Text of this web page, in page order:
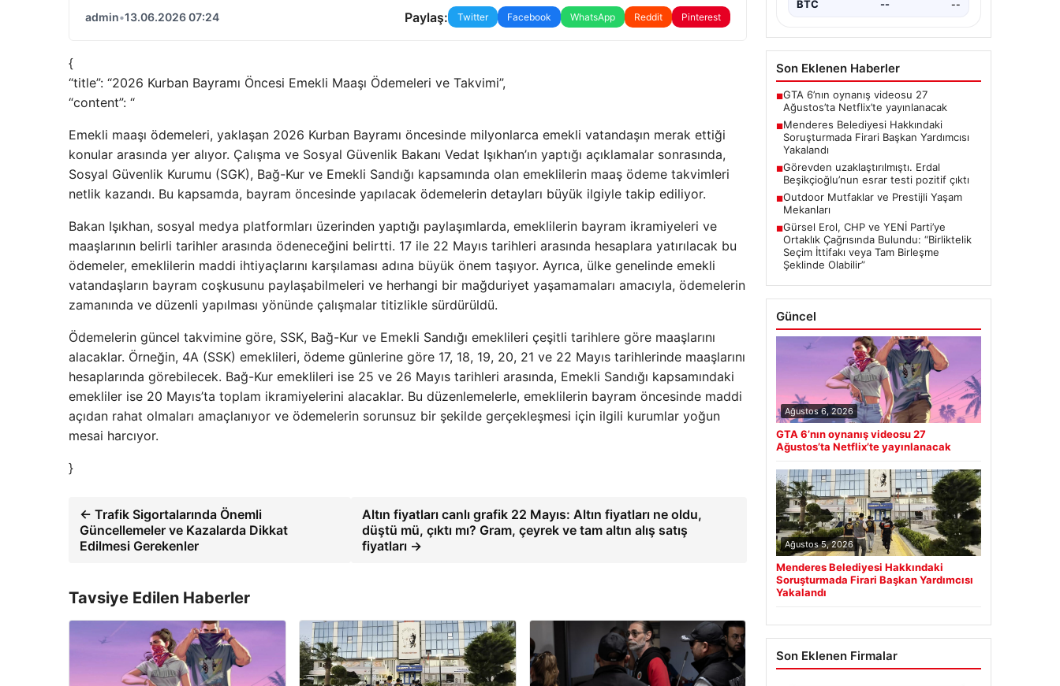
admin•13.06.2026 07:24 Paylaş: Twitter Facebook WhatsApp Reddit Pinterest
{
“title”: “2026 Kurban Bayramı Öncesi Emekli Maaşı Ödemeleri ve Takvimi”,
“content”: “
Emekli maaşı ödemeleri, yaklaşan 2026 Kurban Bayramı öncesinde milyonlarca emekli vatandaşın merak ettiği
konular arasında yer alıyor. Çalışma ve Sosyal Güvenlik Bakanı Vedat Işıkhan’ın yaptığı açıklamalar sonrasında,
Sosyal Güvenlik Kurumu (SGK), Bağ-Kur ve Emekli Sandığı kapsamında olan emeklilerin maaş ödeme takvimleri
netlik kazandı. Bu kapsamda, bayram öncesinde yapılacak ödemelerin detayları büyük ilgiyle takip ediliyor.
Bakan Işıkhan, sosyal medya platformları üzerinden yaptığı paylaşımlarda, emeklilerin bayram ikramiyeleri ve
maaşlarının belirli tarihler arasında ödeneceğini belirtti. 17 ile 22 Mayıs tarihleri arasında hesaplara yatırılacak bu
ödemeler, emeklilerin maddi ihtiyaçlarını karşılaması adına büyük önem taşıyor. Ayrıca, ülke genelinde emekli
vatandaşların bayram coşkusunu paylaşabilmeleri ve herhangi bir mağduriyet yaşamamaları amacıyla, ödemelerin
zamanında ve düzenli yapılması yönünde çalışmalar titizlikle sürdürüldü.
Ödemelerin güncel takvimine göre, SSK, Bağ-Kur ve Emekli Sandığı emeklileri çeşitli tarihlere göre maaşlarını
alacaklar. Örneğin, 4A (SSK) emeklileri, ödeme günlerine göre 17, 18, 19, 20, 21 ve 22 Mayıs tarihlerinde maaşlarını
hesaplarında görebilecek. Bağ-Kur emeklileri ise 25 ve 26 Mayıs tarihleri arasında, Emekli Sandığı kapsamındaki
emekliler ise 20 Mayıs’ta toplam ikramiyelerini alacaklar. Bu düzenlemelerle, emeklilerin bayram öncesinde maddi
açıdan rahat olmaları amaçlanıyor ve ödemelerin sorunsuz bir şekilde gerçekleşmesi için ilgili kurumlar yoğun
mesai harcıyor.
}
← Trafik Sigortalarında Önemli
Güncellemeler ve Kazalarda Dikkat
Edilmesi Gerekenler
Altın fiyatları canlı grafik 22 Mayıs: Altın fiyatları ne oldu,
düştü mü, çıktı mı? Gram, çeyrek ve tam altın alış satış
fiyatları →
Tavsiye Edilen Haberler
BTC -- --
Son Eklenen Haberler
■GTA 6’nın oynanış videosu 27
Ağustos’ta Netflix’te yayınlanacak
■Menderes Belediyesi Hakkındaki
Soruşturmada Firari Başkan Yardımcısı
Yakalandı
■Görevden uzaklaştırılmıştı. Erdal
Beşikçioğlu’nun esrar testi pozitif çıktı
■Outdoor Mutfaklar ve Prestijli Yaşam
Mekanları
■Gürsel Erol, CHP ve YENİ Parti’ye
Ortaklık Çağrısında Bulundu: “Birliktelik
Seçim İttifakı veya Tam Birleşme
Şeklinde Olabilir”
Güncel
Ağustos 6, 2026
GTA 6’nın oynanış videosu 27
Ağustos’ta Netflix’te yayınlanacak
Ağustos 5, 2026
Menderes Belediyesi Hakkındaki
Soruşturmada Firari Başkan Yardımcısı
Yakalandı
Son Eklenen Firmalar